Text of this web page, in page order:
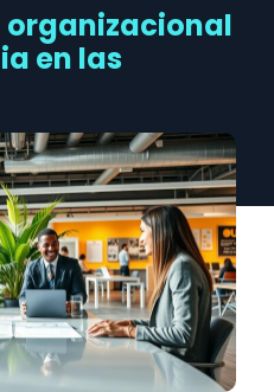
organizacional
en las